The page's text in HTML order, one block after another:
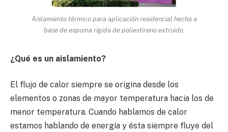
Aislamiento térmico para aplicación residencial hecho a
base de espuma rígida de poliestireno extruido.
¿Qué es un aislamiento?
El flujo de calor siempre se origina desde los
elementos o zonas de mayor temperatura hacia los de
menor temperatura. Cuando hablamos de calor
estamos hablando de energía y ésta siempre fluye del